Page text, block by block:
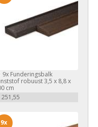
9xFunderingsbalk
robuust 3,5 x 8,8 x
cm
251,55
9x